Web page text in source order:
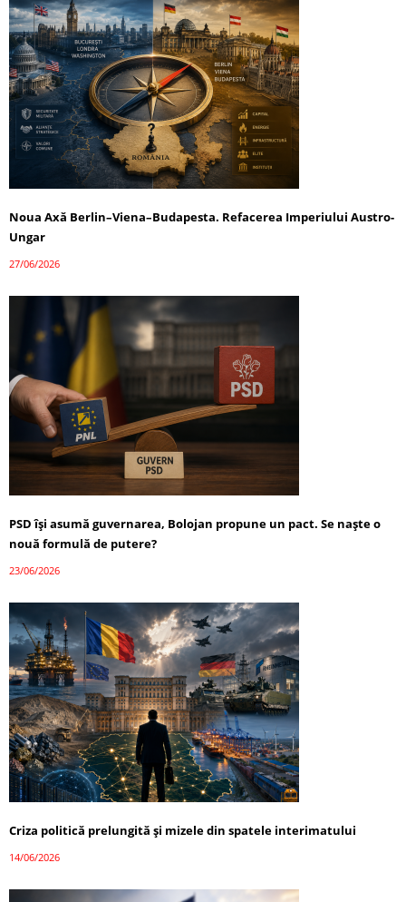
Noua Axă Berlin–Viena–Budapesta. Refacerea Imperiului Austro-
Ungar
27/06/2026
PSD își asumă guvernarea, Bolojan propune un pact. Se naște o
nouă formulă de putere?
23/06/2026
Criza politică prelungită și mizele din spatele interimatului
14/06/2026